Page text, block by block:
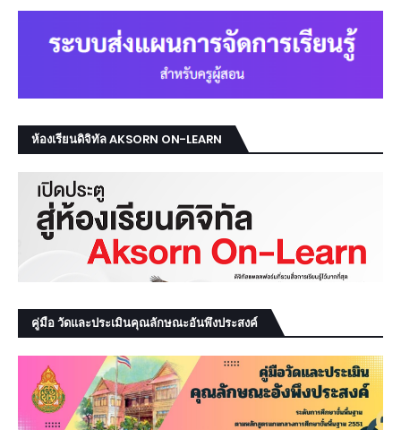
ห้องเรียนดิจิทัล AKSORN ON-LEARN
คู่มือ วัดและประเมินคุณลักษณะอันพึงประสงค์